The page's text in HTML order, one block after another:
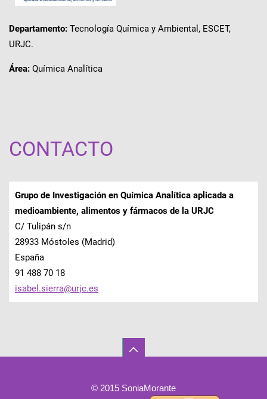
Departamento: Tecnología Química y Ambiental, ESCET,
URJC.
Área: Química Analítica
CONTACTO
Grupo de Investigación en Química Analítica aplicada a
medioambiente, alimentos y fármacos de la URJC
C/ Tulipán s/n
28933 Móstoles (Madrid)
España
91 488 70 18
isabel.sierra@urjc.es
© 2015 SoniaMorante